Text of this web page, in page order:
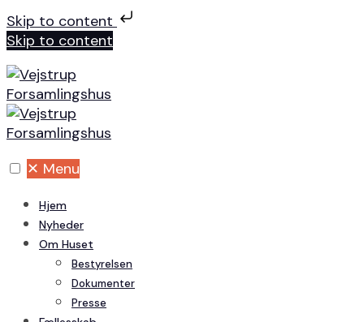
Skip to content
Skip to content
✕ Menu
Hjem
Nyheder
Om Huset
Bestyrelsen
Dokumenter
Presse